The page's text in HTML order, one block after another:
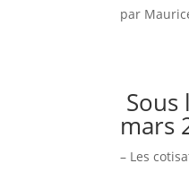
par
mars
– Les